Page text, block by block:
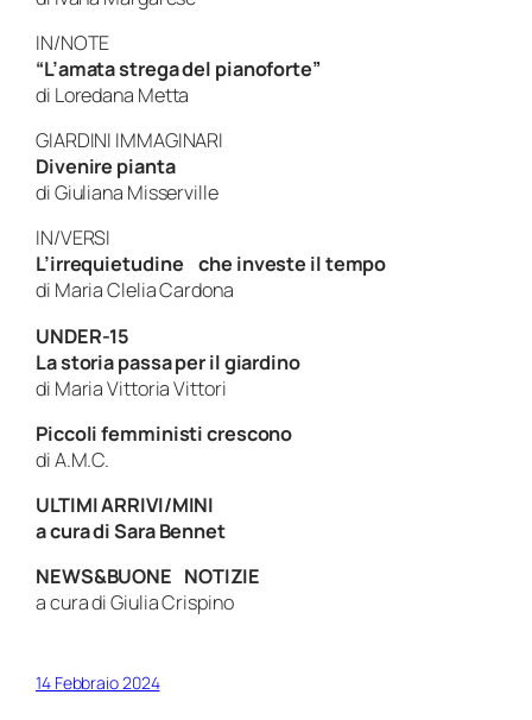
IN/NOTE
“L’amata strega del pianoforte”
di Loredana Metta
GIARDINI IMMAGINARI
Divenire pianta
di Giuliana Misserville
IN/VERSI
L’irrequietudine
che investe il tempo
di Maria Clelia Cardona
UNDER-15
La storia passa per il giardino
di Maria Vittoria Vittori
Piccoli femministi crescono
di A.M.C.
ULTIMI ARRIVI/MINI
a cura di Sara Bennet
NEWS&BUONE NOTIZIE
a cura di Giulia Crispino
14 Febbraio 2024